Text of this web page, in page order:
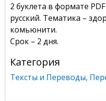
2 буклета в формате
русский. Тематика –
комьюнити.
Срок – 2 дня.
Категория
Тексты и Переводы,